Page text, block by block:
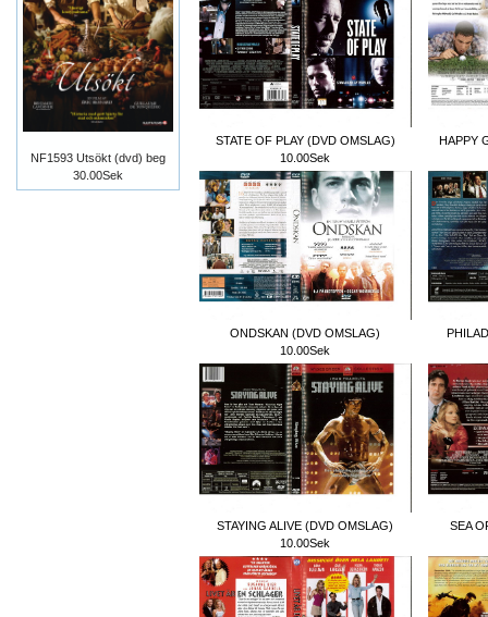
STATE OF PLAY (DVD OMSLAG)
10.00Sek
HAPPY
ONDSKAN (DVD OMSLAG)
10.00Sek
STAYING ALIVE (DVD OMSLAG)
10.00Sek
SEA
NF1593 Utsökt (dvd) beg
30.00Sek